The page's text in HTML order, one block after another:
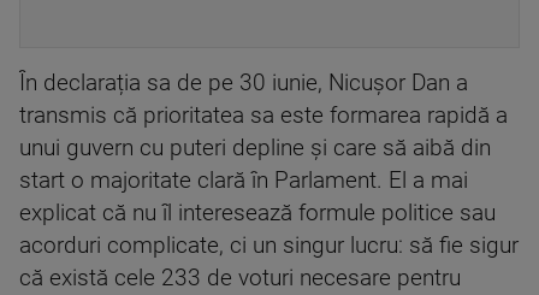
În declarația sa de pe 30 iunie, Nicușor Dan a
transmis că prioritatea sa este formarea rapidă a
unui guvern cu puteri depline și care să aibă din
start o majoritate clară în Parlament. El a mai
explicat că nu îl interesează formule politice sau
acorduri complicate, ci un singur lucru: să fie sigur
că există cele 233 de voturi necesare pentru